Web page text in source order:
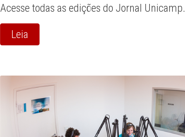
Acesse todas as edições do Jornal Unicamp.
Leia